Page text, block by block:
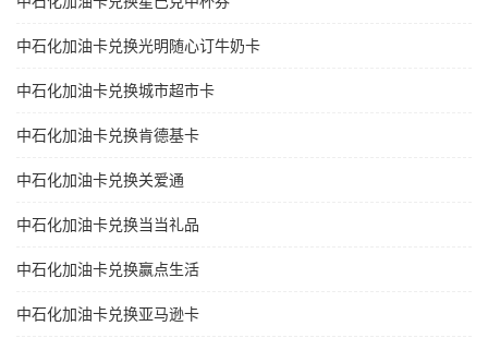
中石化加油卡兑换光明随心订牛奶卡
中石化加油卡兑换城市超市卡
中石化加油卡兑换肯德基卡
中石化加油卡兑换关爱通
中石化加油卡兑换当当礼品
中石化加油卡兑换赢点生活
中石化加油卡兑换亚马逊卡